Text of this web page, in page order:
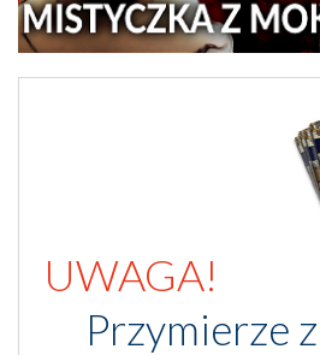
UWAGA!
Przymierze